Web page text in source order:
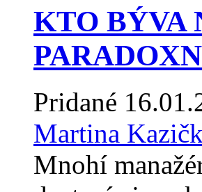
KTO BÝVA
Pridané
Martina
Mnohí